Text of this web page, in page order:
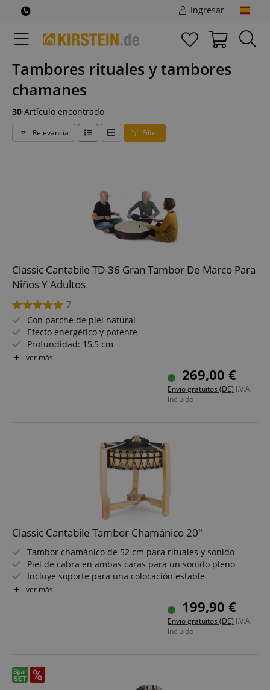
Ingresar
Tambores rituales y tambores
chamanes
30 Artículo encontrado
Relevancia Filter
Classic Cantabile TD-36 Gran Tambor De Marco Para
Niños Y Adultos
7
Con parche de piel natural
Efecto energético y potente
Profundidad: 15,5 cm
Diámetro: 36" (89 cm)
Incl. funda de transporte y mazas de fieltro
ver más
269,00 €
Envío gratuitos (DE) I.V.A.
incluido
Classic Cantabile Tambor Chamánico 20"
Tambor chamánico de 52 cm para rituales y sonido
Piel de cabra en ambas caras para un sonido pleno
Incluye soporte para una colocación estable
2 mazas de fieltro para un tono cálido y armónico
Funda de transporte con correa de hombro para
Ideal para meditación, sanación sonora y relajación
ver más
199,90 €
Envío gratuitos (DE) I.V.A.
incluido